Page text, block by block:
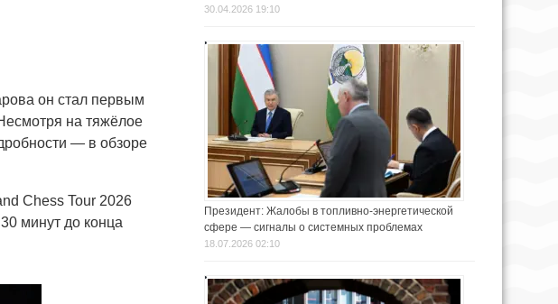
он стал первым
на тяжёлое
— в обзоре
Chess Tour 2026
минут до конца
30.04.2026 19:10
Президент: Жалобы в топливно-энергетической
сфере — сигналы о системных проблемах
18.07.2026 02:10